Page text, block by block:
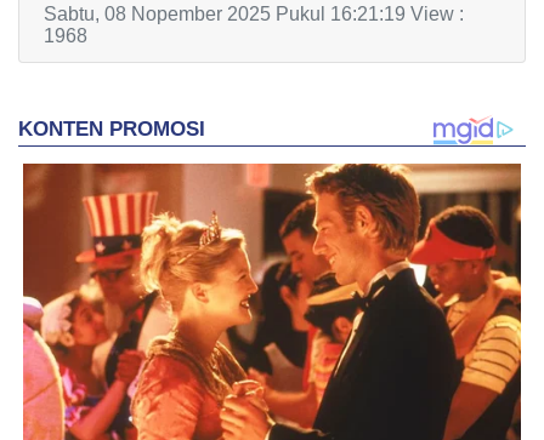
Sabtu, 08 Nopember 2025 Pukul 16:21:19 View :
1968